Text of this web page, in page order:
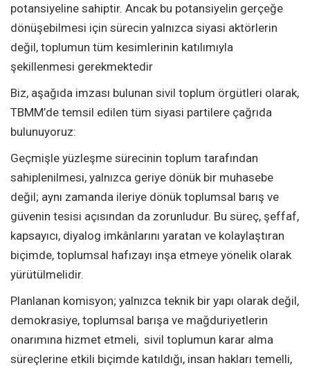
potansiyeline sahiptir. Ancak bu potansiyelin gerçeğe
dönüşebilmesi için sürecin yalnızca siyasi aktörlerin
değil, toplumun tüm kesimlerinin katılımıyla
şekillenmesi gerekmektedir
Biz, aşağıda imzası bulunan sivil toplum örgütleri olarak,
TBMM’de temsil edilen tüm siyasi partilere çağrıda
bulunuyoruz:
Geçmişle yüzleşme sürecinin toplum tarafından
sahiplenilmesi, yalnızca geriye dönük bir muhasebe
değil; aynı zamanda ileriye dönük toplumsal barış ve
güvenin tesisi açısından da zorunludur. Bu süreç, şeffaf,
kapsayıcı, diyalog imkânlarını yaratan ve kolaylaştıran
biçimde, toplumsal hafızayı inşa etmeye yönelik olarak
yürütülmelidir.
Planlanan komisyon; yalnızca teknik bir yapı olarak değil,
demokrasiye, toplumsal barışa ve mağduriyetlerin
onarımına hizmet etmeli, sivil toplumun karar alma
süreçlerine etkili biçimde katıldığı, insan hakları temelli,